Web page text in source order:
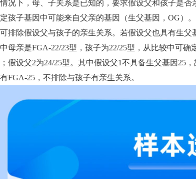
况下，母、子关系是已知的，要求假设父和孩子是
孩子基因中可能来自父亲的基因（生父基因，OG）
排除假设父与孩子的亲生关系。若假设父也具有生
母亲是FGA-22/23型，孩子为22/25型，从比较中可
假设父2为24/25型。其中假设父1不具备生父基因25
FGA-25，不排除与孩子有亲生关系。